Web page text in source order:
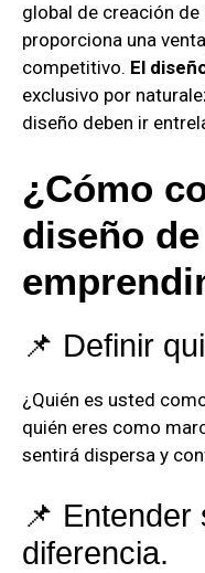
global de creación
proporciona una
competitivo. El
exclusivo por
diseño deben ir
¿Cómo
diseño
📌 Definir
¿Quién es usted
quién eres como
sentirá dispersa y
📌 Entender
diferencia.